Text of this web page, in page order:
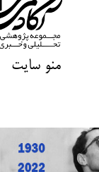
منو سایت